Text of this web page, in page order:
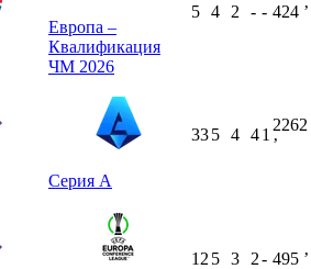
Европа –
Квалификация
ЧМ 2026
5 4 2 - - 424 ʼ
Серия А
335 4 41
2262
ʼ
12 5 3 2- 495 ʼ